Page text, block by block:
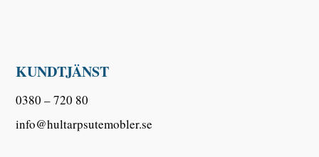
KUNDTJÄNST
0380 – 720 80
info@hultarpsutemobler.se